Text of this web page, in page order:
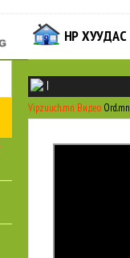
НҮҮР ХУУДАС
|
Vipzuuch.mn Видео Ord.mn